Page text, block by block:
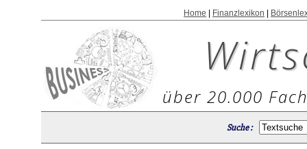
Home Finanzlexikon
über 20.000
Suche :